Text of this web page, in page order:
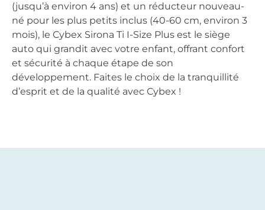
(jusqu’à environ 4 ans) et un réducteur nouveau-
né pour les plus petits inclus (40-60 cm, environ 3
mois), le Cybex Sirona Ti I-Size Plus est le siège
auto qui grandit avec votre enfant, offrant confort
et sécurité à chaque étape de son
développement. Faites le choix de la tranquillité
d’esprit et de la qualité avec Cybex !